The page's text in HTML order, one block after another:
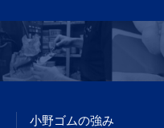
小野ゴムの強み